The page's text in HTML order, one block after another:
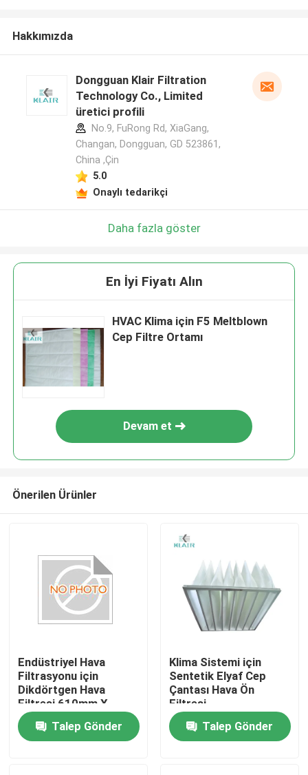
Hakkımızda
Dongguan Klair Filtration
Technology Co., Limited
üretici profili
No.9, FuRong Rd, XiaGang,
Changan, Dongguan, GD 523861,
China ,Çin
5.0
Onaylı tedarikçi
Daha fazla göster
En İyi Fiyatı Alın
HVAC Klima için F5 Meltblown
Cep Filtre Ortamı
Devam et
Önerilen Ürünler
Endüstriyel Hava
Filtrasyonu için
Dikdörtgen Hava
Filtresi 610mm X
610mm
Talep Gönder
Klima Sistemi için
Sentetik Elyaf Cep
Çantası Hava Ön
Filtresi
Talep Gönder